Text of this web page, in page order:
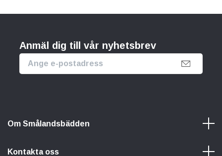
Anmäl dig till vår nyhetsbrev
Om Smålandsbädden
Kontakta oss